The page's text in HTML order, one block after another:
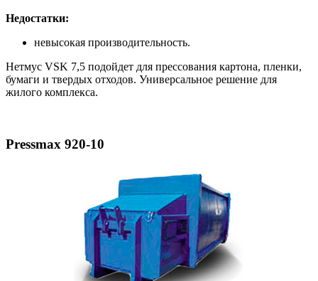
Недостатки:
невысокая производительность.
Нетмус VSK 7,5 подойдет для прессования картона, пленки,
бумаги и твердых отходов. Универсальное решение для
жилого комплекса.
Pressmax 920-10